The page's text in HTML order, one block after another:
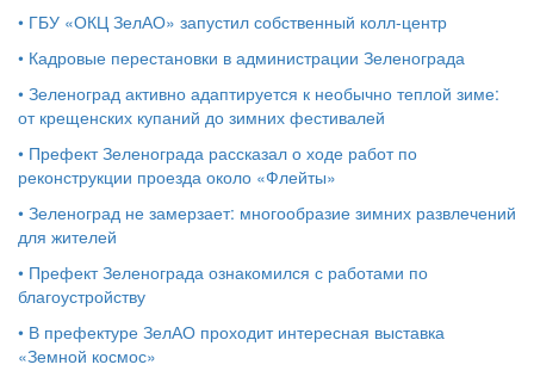
• ГБУ «ОКЦ ЗелАО» запустил собственный колл-центр
• Кадровые перестановки в администрации Зеленограда
• Зеленоград активно адаптируется к необычно теплой зиме:
от крещенских купаний до зимних фестивалей
• Префект Зеленограда рассказал о ходе работ по
реконструкции проезда около «Флейты»
• Зеленоград не замерзает: многообразие зимних развлечений
для жителей
• Префект Зеленограда ознакомился с работами по
благоустройству
• В префектуре ЗелАО проходит интересная выставка
«Земной космос»